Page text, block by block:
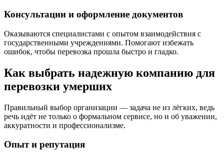
Консультации и оформление документов
Оказываются специалистами с опытом взаимодействия с
государственными учреждениями. Помогают избежать
ошибок, чтобы перевозка прошла быстро и гладко.
Как выбрать надежную компанию для
перевозки умерших
Правильный выбор организации — задача не из лёгких, ведь
речь идёт не только о формальном сервисе, но и об уважении,
аккуратности и профессионализме.
Опыт и репутация